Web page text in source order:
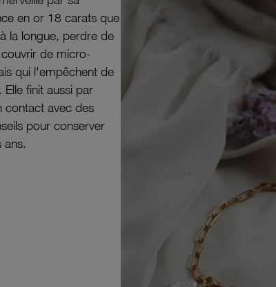
en or 18 carats que
la longue, perdre de
de micro-
qui l'empêchent de
finit aussi par
contact avec des
pour conserver
ans.